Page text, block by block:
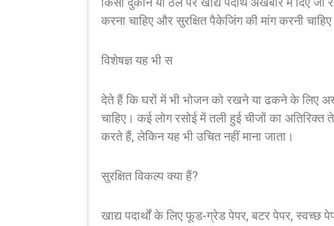
करना चाहिए और सुरक्षित पैकेजिंग की मांग करनी
विशेषज्ञ यह भी स
देते हैं कि घरों में भी भोजन को रखने या ढकने के लिए
चाहिए। कई लोग रसोई में तली हुई चीजों का
करते हैं, लेकिन यह भी उचित नहीं माना जाता।
सुरक्षित विकल्प क्या हैं?
खाद्य पदार्थों के लिए फूड-ग्रेड पेपर, बटर पेपर, स्वच्छ